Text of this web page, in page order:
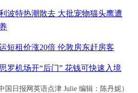
波特热潮散去 大批宠物猫头鹰遭
短租价涨20倍 伦敦房东赶房客
罗机场开“后门” 花钱可快速入境
中国日报网英语点津 Julie 编辑：陈丹妮）